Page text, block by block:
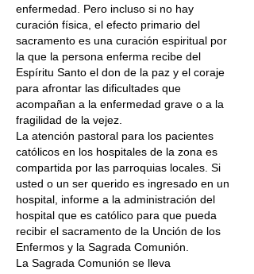
enfermedad. Pero incluso si no hay
curación física, el efecto primario del
sacramento es una curación espiritual por
la que la persona enferma recibe del
Espíritu Santo el don de la paz y el coraje
para afrontar las dificultades que
acompañan a la enfermedad grave o a la
fragilidad de la vejez.
La atención pastoral para los pacientes
católicos en los hospitales de la zona es
compartida por las parroquias locales. Si
usted o un ser querido es ingresado en un
hospital, informe a la administración del
hospital que es católico para que pueda
recibir el sacramento de la Unción de los
Enfermos y la Sagrada Comunión.
La Sagrada Comunión se lleva